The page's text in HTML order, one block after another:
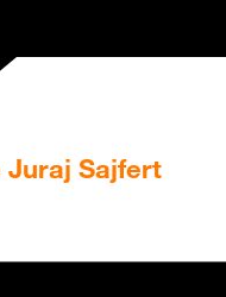
Juraj Sajfert